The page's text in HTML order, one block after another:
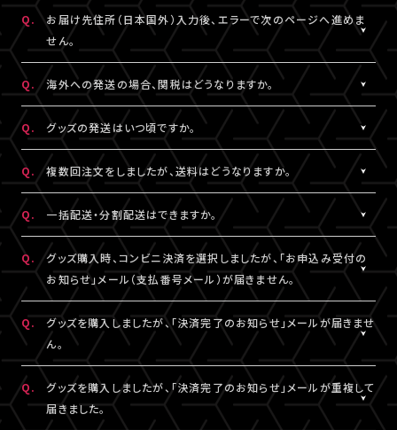
※発送先が日本国外の場合、購入後の住所変更はできません。予
めご了承ください。
A.
公演・グッズにより異なります。グッズ商品詳細ページなどでご確
認ください。
Q.
お届け先住所（日本国外）入力後、エラーで次のページへ進めま
せん。
A.
日本国外の郵便番号をご入力する際、システムの仕様上、正しく郵
便番号を入力しているにも関わらずエラーとなる場合がございま
す。
その場合は、末尾1桁か2桁を削除、もしくは未記入にてお手続きを
お試しください。
Q. 海外への発送の場合、関税はどうなりますか。
A.
関税はお客様ご自身でお支払いください。関税の計算は各国税関
の判断によります。
また、現地税関での商品配達停止に関しては、当サービスは一切
の責任を負いかねます。
DHLにおきましては現地カスタマーサービスにお問い合わせくだ
さい。
http://www.dhl.com/en/contact_center.html
Q. グッズの発送はいつ頃ですか。
A.
公演・グッズにより異なります。「マイページ」内「グッズ購入情報」
にて発送状況の確認ができます。
※グッズの発送後、「グッズ発送完了のお知らせ」メールが配信さ
れます。
通信の関係上、メールが届かない可能性もございますので、必ず、
「マイページ」内「グッズ購入情報」よりご確認ください。
Q. 複数回注文をしましたが、送料はどうなりますか。
A.
注文番号ごとに送料がかかります。
同日・同公演の注文でも、注文番号が異なれば送料は都度発生
し、注文番号の異なる商品をまとめて発送することはできません。
Q. 一括配送・分割配送はできますか。
A.
注文番号ごとの発送となります。
同日・同公演の注文でも、注文番号の異なる商品をまとめて、また
は分割して発送することはできません。
Q.
グッズ購入時、コンビニ決済を選択しましたが、「お申込み受付の
お知らせ」メール（支払番号メール）が届きません。
コンビニ決済を選択された場合、「お申込み受付のお知らせ」メー
ル（支払番号メール）は、LIVESHIPにご登録のA!-ID（メールアドレ
ス）宛に【@liveship.tokyo】ドメインから配信しております。
“迷惑メール”として自動振り分け・受信拒否されていないかご確
認ください。
Q.
グッズを購入しましたが、「決済完了のお知らせ」メールが届きませ
ん。
A.
「決済完了のお知らせ」メールは、LIVESHIPにご登録のA!-ID（メー
ルアドレス）宛に【@liveship.tokyo】ドメインから配信しておりま
す。 “迷惑メール”として自動振り分け・受信拒否されていないかご
Q.
グッズを購入しましたが、「決済完了のお知らせ」メールが重複して
届きました。